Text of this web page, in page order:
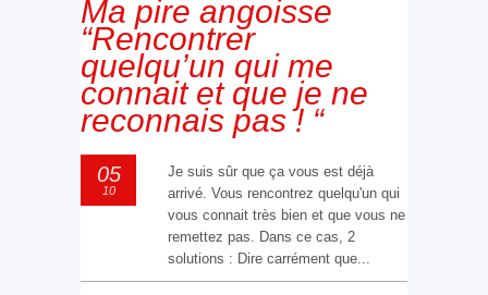
Ma pire angoisse
“Rencontrer
quelqu’un qui me
connait et que je ne
reconnais pas ! “
05
10
Je suis sûr que ça vous est déjà
arrivé. Vous rencontrez quelqu'un qui
vous connait très bien et que vous ne
remettez pas. Dans ce cas, 2
solutions : Dire carrément que...